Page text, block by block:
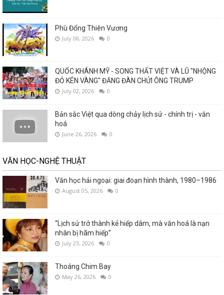
Phù Đổng Thiên Vương
July 08, 2026 0
QUỐC KHÁNH MỸ - SONG THẤT VIỆT VÀ LŨ "NHỘNG
ĐỎ KÉN VÀNG" ĐĂNG ĐÀN CHỬI ÔNG TRUMP
July 02, 2026 0
Bản sắc Việt qua dòng chảy lịch sử - chính trị - văn
hoá
June 26, 2026 0
VĂN HỌC-NGHỆ THUẬT
Văn học hải ngoại: giai đoạn hình thành, 1980–1986
August 05, 2026 0
“Lịch sử trở thành kẻ hiếp dâm, mà văn hoá là nạn
nhân bị hãm hiếp”
July 23, 2026 0
Thoáng Chim Bay
May 26, 2026 0